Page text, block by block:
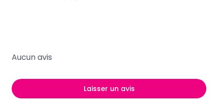
Aucun avis
Laisser un avis